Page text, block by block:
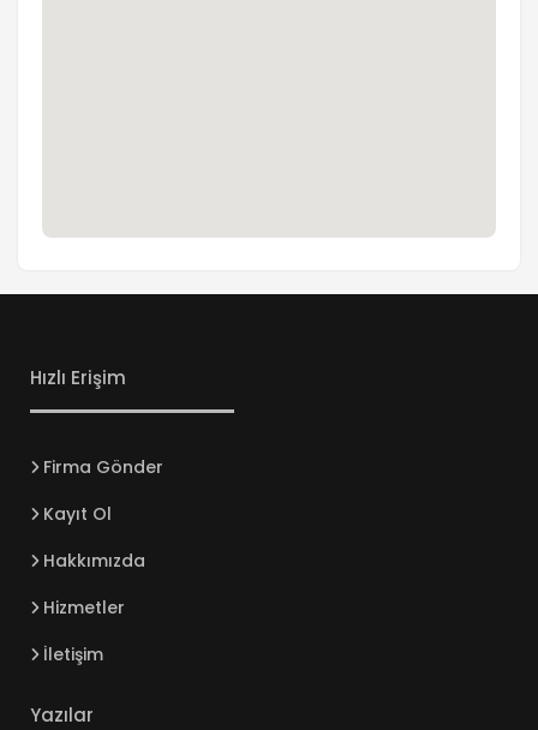
Hızlı Erişim
Firma Gönder
Kayıt Ol
Hakkımızda
Hizmetler
İletişim
Yazılar